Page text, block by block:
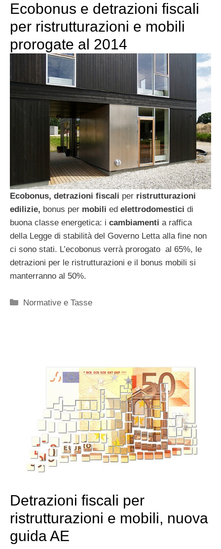
Ecobonus e detrazioni fiscali
per ristrutturazioni e mobili
prorogate al 2014
Ecobonus, detrazioni fiscali per ristrutturazioni
edilizie, bonus per mobili ed elettrodomestici di
buona classe energetica: i cambiamenti a raffica
della Legge di stabilità del Governo Letta alla fine non
ci sono stati. L’ecobonus verrà prorogato al 65%, le
detrazioni per le ristrutturazioni e il bonus mobili si
manterranno al 50%.
Categorie
Normative e Tasse
Detrazioni fiscali per
ristrutturazioni e mobili, nuova
guida AE